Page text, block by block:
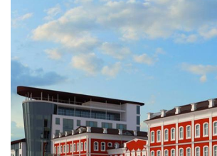
Смотреть проект